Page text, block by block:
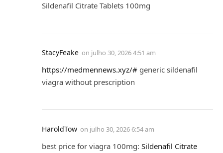
Sildenafil Citrate Tablets 100mg
StacyFeake on julho 30, 2026 4:51 am
https://medmennews.xyz/# generic sildenafil
viagra without prescription
HaroldTow on julho 30, 2026 6:54 am
best price for viagra 100mg: Sildenafil Citrate